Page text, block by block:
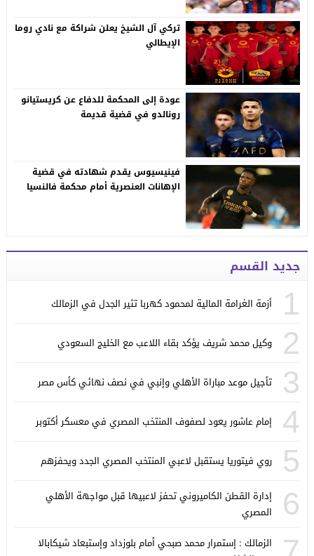
تركي آل الشيخ يعلن شراكة مع نادي روما
الإيطالي
عودة إلى المحكمة للدفاع عن كريستيانو
رونالدو في قضية قديمة
فينيسيوس يقدم شهادته في قضية
الإهانات العنصرية أمام محكمة فالنسيا
جديد القسم
1 أزمة الغرامة المالية لمحمود كهربا تثير الجدل في الزمالك
2 وكيل محمد شريف يؤكد بقاء اللاعب مع الخليج السعودي
3 تأجيل موعد مباراة الأهلي وإنبي في نصف نهائي كأس مصر
4 إمام عاشور يعود لصفوف المنتخب المصري في معسكر أكتوبر
5 روي فيتوريا يستقبل لاعبي المنتخب المصري الجدد ويحفزهم
6
إدارة القطن الكاميروني تحفز لاعبيها قبل مواجهة الأهلي
المصري
الزمالك : إستمرار محمد صبحي أمام بلوزداد وإستبعاد شيكابالا